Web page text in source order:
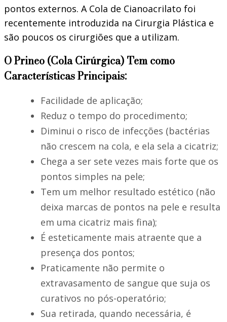
pontos externos. A Cola de Cianoacrilato foi
recentemente introduzida na Cirurgia Plástica e
são poucos os cirurgiões que a utilizam.
O Prineo (Cola Cirúrgica) Tem como
Características Principais:
Facilidade de aplicação;
Reduz o tempo do procedimento;
Diminui o risco de infecções (bactérias
não crescem na cola, e ela sela a cicatriz;
Chega a ser sete vezes mais forte que os
pontos simples na pele;
Tem um melhor resultado estético (não
deixa marcas de pontos na pele e resulta
em uma cicatriz mais fina);
É esteticamente mais atraente que a
presença dos pontos;
Praticamente não permite o
extravasamento de sangue que suja os
curativos no pós-operatório;
Sua retirada, quando necessária, é